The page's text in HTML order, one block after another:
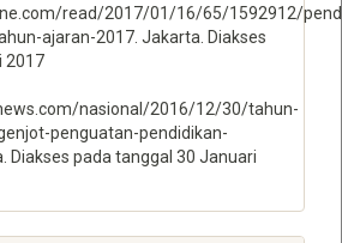
read/2017/01/16/65/1592912/
ajaran-2017. Jakarta. Diakses
2017
nasional/2016/12/30/tahun-
penguatan-pendidikan-
Diakses pada tanggal 30 Januari